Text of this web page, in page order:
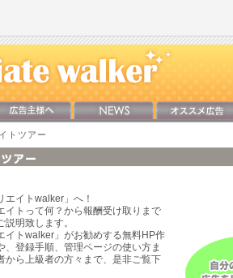
トツアー
エイトwalker」へ！
イトって何？から報酬受け取りまで
明致します。
イトwalker」がお勧めする無料HP作
、登録手順、管理ページの使い方ま
から上級者の方々まで、是非ご覧下